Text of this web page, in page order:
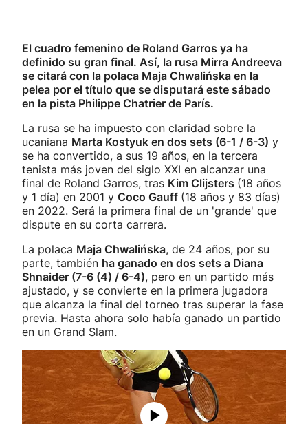
El cuadro femenino de Roland Garros ya ha
definido su gran final. Así, la rusa Mirra Andreeva
se citará con la polaca Maja Chwalińska en la
pelea por el título que se disputará este sábado
en la pista Philippe Chatrier de París.
La rusa se ha impuesto con claridad sobre la
ucaniana Marta Kostyuk en dos sets (6-1 / 6-3) y
se ha convertido, a sus 19 años, en la tercera
tenista más joven del siglo XXI en alcanzar una
final de Roland Garros, tras Kim Clijsters (18 años
y 1 día) en 2001 y Coco Gauff (18 años y 83 días)
en 2022. Será la primera final de un 'grande' que
dispute en su corta carrera.
La polaca Maja Chwalińska, de 24 años, por su
parte, también ha ganado en dos sets a Diana
Shnaider (7-6 (4) / 6-4), pero en un partido más
ajustado, y se convierte en la primera jugadora
que alcanza la final del torneo tras superar la fase
previa. Hasta ahora solo había ganado un partido
en un Grand Slam.